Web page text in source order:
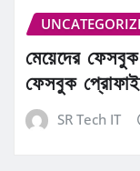
মেয়েদের
ফেসবুক
SR Tech IT